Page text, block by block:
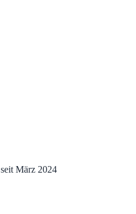
seit März 2024